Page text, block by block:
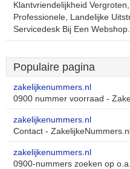
Klantvriendelijkheid
Professionele, Landelijke
Servicedesk Bij Een Webshop.
Populaire pagina
zakelijkenummers.nl
0900 nummer voorraad -
zakelijkenummers.nl
Contact - ZakelijkeNummers.nl
zakelijkenummers.nl
0900-nummers zoeken op